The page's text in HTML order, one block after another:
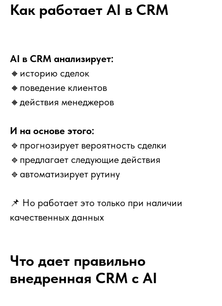
Как работает AI в CRM
AI в CRM анализирует:
🔸 историю сделок
🔸 поведение клиентов
🔸 действия менеджеров
И на основе этого:
🔹прогнозирует вероятность сделки
🔹предлагает следующие действия
🔹автоматизирует рутину
📌 Но работает это только при наличии
качественных данных
Что дает правильно
внедренная CRM с AI